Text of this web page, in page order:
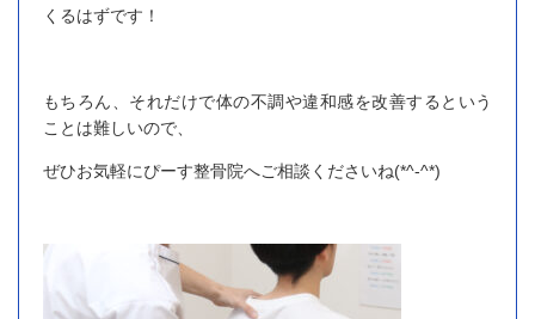
くるはずです！
もちろん、それだけで体の不調や違和感を改善するという
ことは難しいので、
ぜひお気軽にぴーす整骨院へご相談くださいね(*^-^*)